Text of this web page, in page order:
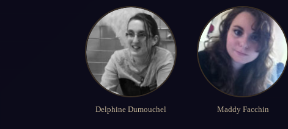
Delphine Dumouchel Maddy Facchin